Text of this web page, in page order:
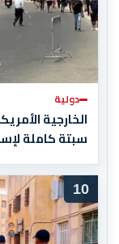
دولية
الخارجية
سبتة كاملة
10